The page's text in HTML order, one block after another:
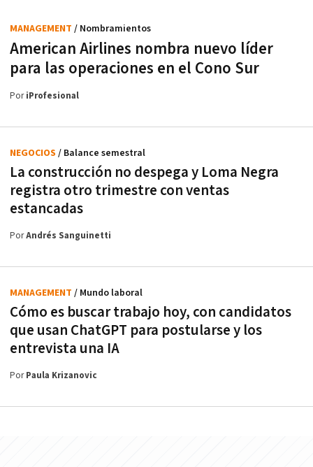
American Airlines nombra nuevo líder
para las operaciones en el Cono Sur
MANAGEMENT / Nombramientos
PoriProfesional
La construcción no despega y Loma Negra
registra otro trimestre con ventas
estancadas
NEGOCIOS / Balance semestral
PorAndrés Sanguinetti
Cómo es buscar trabajo hoy, con candidatos
que usan ChatGPT para postularse y los
entrevista una IA
MANAGEMENT / Mundo laboral
PorPaula Krizanovic